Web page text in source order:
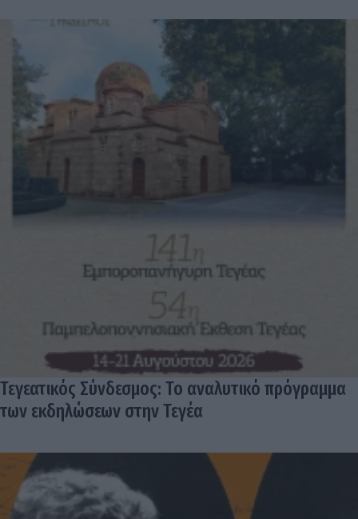
Τεγεατικός Σύνδεσμος: Το αναλυτικό πρόγραμμα
των εκδηλώσεων στην Τεγέα